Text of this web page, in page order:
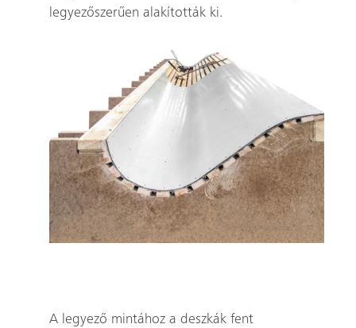
legyezőszerűen alakították ki.
A legyező mintához a deszkák fent